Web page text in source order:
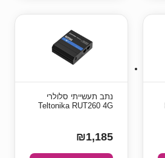
נתב תעשייתי סלולרי
Teltonika RUT260 4G
₪1,185